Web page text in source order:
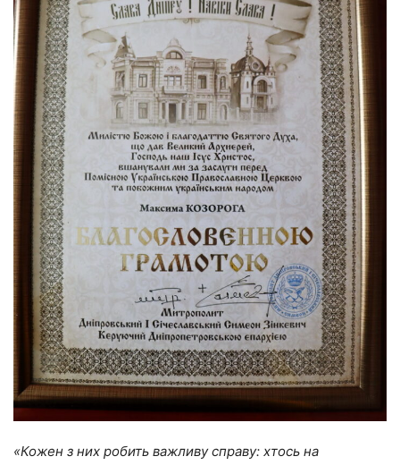
«Кожен з них робить важливу справу: хтось на